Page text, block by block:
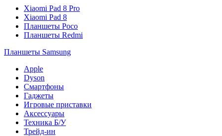
Xiaomi Pad 8 Pro
Xiaomi Pad 8
Планшеты Poco
Планшеты Redmi
Планшеты Samsung
Apple
Dyson
Смартфоны
Гаджеты
Игровые приставки
Аксессуары
Техника Б/У
Трейд-ин